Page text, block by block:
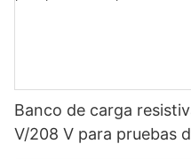
Banco de carga
V/208 V para pruebas